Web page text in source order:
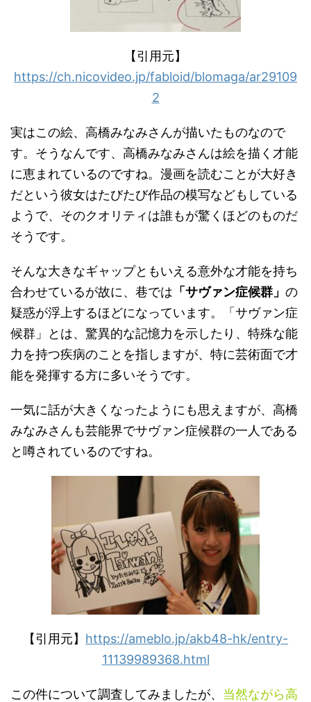
【引用元】
https://ch.nicovideo.jp/fabloid/blomaga/ar29109
2
実はこの絵、高橋みなみさんが描いたものなので
す。そうなんです、高橋みなみさんは絵を描く才能
に恵まれているのですね。漫画を読むことが大好き
だという彼女はたびたび作品の模写などもしている
ようで、そのクオリティは誰もが驚くほどのものだ
そうです。
そんな大きなギャップともいえる意外な才能を持ち
合わせているが故に、巷では 「サヴァン症候群」 の
疑惑が浮上するほどになっています。「サヴァン症
候群」とは、驚異的な記憶力を示したり、特殊な能
力を持つ疾病のことを指しますが、特に芸術面で才
能を発揮する方に多いそうです。
一気に話が大きくなったようにも思えますが、高橋
みなみさんも芸能界でサヴァン症候群の一人である
と噂されているのですね。
【引用元】 https://ameblo.jp/akb48-hk/entry-
11139989368.html
この件について調査してみましたが、 当然ながら高